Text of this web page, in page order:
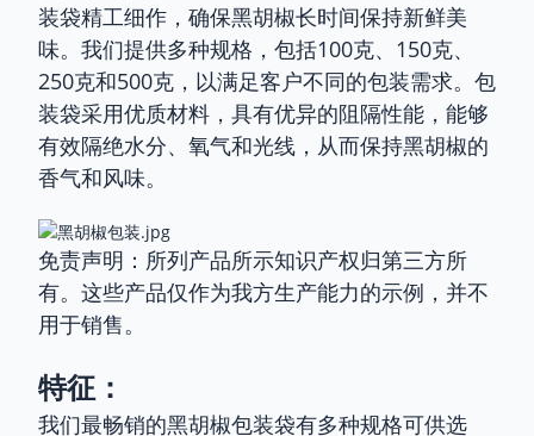
装袋精工细作，确保黑胡椒长时间保持新鲜美
味。我们提供多种规格，包括100克、150克、
250克和500克，以满足客户不同的包装需求。包
装袋采用优质材料，具有优异的阻隔性能，能够
有效隔绝水分、氧气和光线，从而保持黑胡椒的
香气和风味。
免责声明：所列产品所示知识产权归第三方所
有。这些产品仅作为我方生产能力的示例，并不
用于销售。
特征：
我们最畅销的黑胡椒包装袋有多种规格可供选